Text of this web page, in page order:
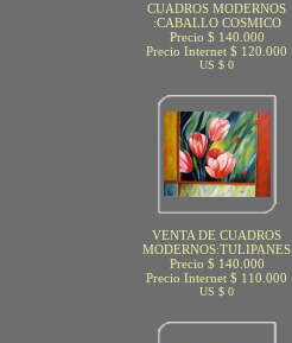
CUADROS MODERNOS
:CABALLO COSMICO
Precio $ 140.000
Precio Internet $ 120.000
US $ 0
VENTA DE CUADROS
MODERNOS:TULIPANES
Precio $ 140.000
Precio Internet $ 110.000
US $ 0